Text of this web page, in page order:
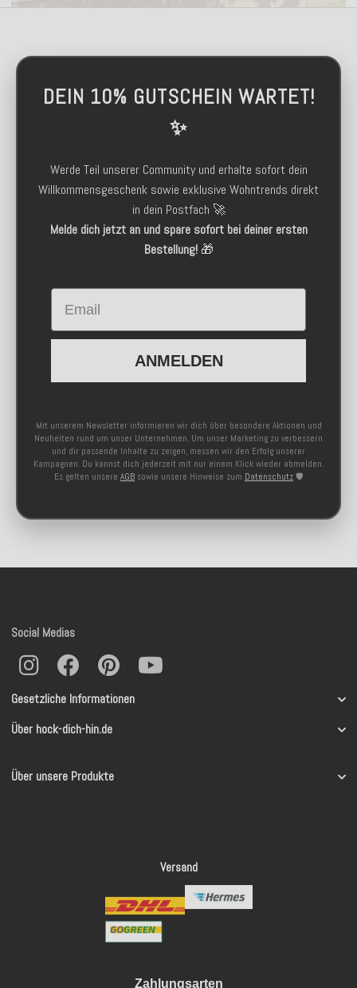
DEIN 10% GUTSCHEIN WARTET!
✨
Werde Teil unserer Community und erhalte sofort dein
Willkommensgeschenk sowie exklusive Wohntrends direkt
in dein Postfach 🚀
Melde dich jetzt an und spare sofort bei deiner ersten
Bestellung!🎁
Email
ANMELDEN
Mit unserem Newsletter informieren wir dich über besondere Aktionen und
Neuheiten rund um unser Unternehmen. Um unser Marketing zu verbessern
und dir passende Inhalte zu zeigen, messen wir den Erfolg unserer
Kampagnen. Du kannst dich jederzeit mit nur einem Klick wieder abmelden.
Es gelten unsere AGB sowie unsere Hinweise zum Datenschutz 🛡️
Gesetzliche Informationen
Über hock-dich-hin.de
Über unsere Produkte
Social Medias
Versand
Zahlungsarten